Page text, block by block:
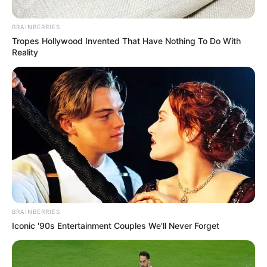
Cortesía
BRAINBERRIES
Tropes Hollywood Invented That Have Nothing To Do With
Reality
BRAINBERRIES
Iconic '90s Entertainment Couples We'll Never Forget